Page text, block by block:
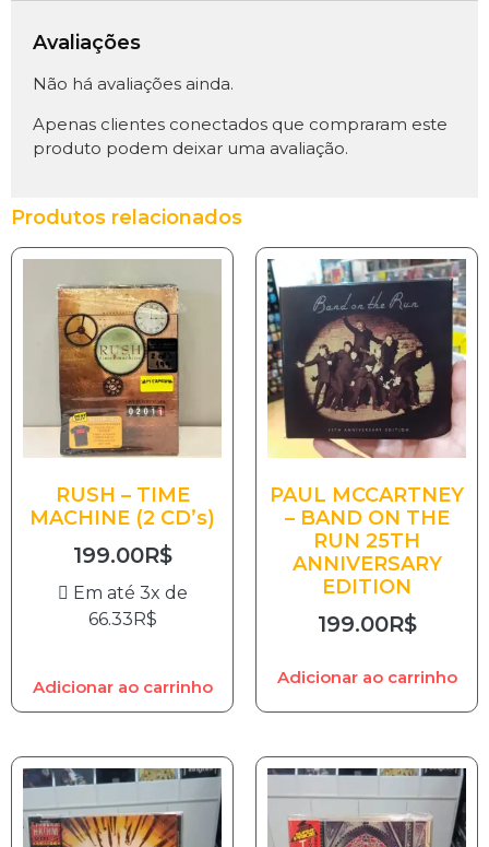
Avaliações
Não há avaliações ainda.
Apenas clientes conectados que compraram este
produto podem deixar uma avaliação.
Produtos relacionados
RUSH – TIME
MACHINE (2 CD’s)
199.00R$
Em até 3x de
66.33R$
Adicionar ao carrinho
PAUL MCCARTNEY
– BAND ON THE
RUN 25TH
ANNIVERSARY
EDITION
199.00R$
Adicionar ao carrinho